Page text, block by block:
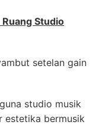
Studio
setelan gain
studio musik
estetika bermusik